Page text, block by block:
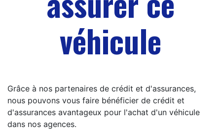
véhicule
Grâce à nos partenaires de crédit et d'assurances,
nous pouvons vous faire bénéficier de crédit et
d'assurances avantageux pour l'achat d'un véhicule
dans nos agences.